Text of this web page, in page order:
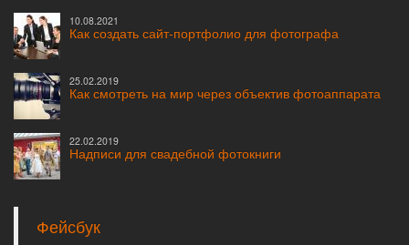
10.08.2021
Как создать сайт-портфолио для фотографа
25.02.2019
Как смотреть на мир через объектив фотоаппарата
22.02.2019
Надписи для свадебной фотокниги
Фейсбук